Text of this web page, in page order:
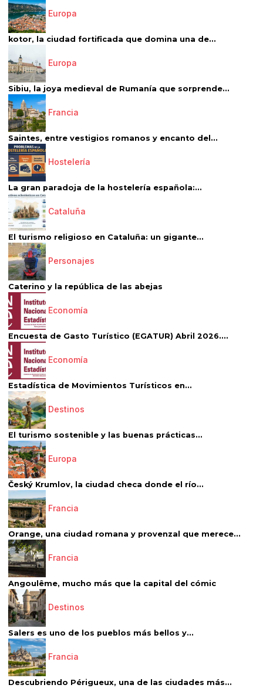
Europa
kotor, la ciudad fortificada que domina una de...
Europa
Sibiu, la joya medieval de Rumanía que sorprende...
Francia
Saintes, entre vestigios romanos y encanto del...
Hostelería
La gran paradoja de la hostelería española:...
Cataluña
El turismo religioso en Cataluña: un gigante...
Personajes
Caterino y la república de las abejas
Economía
Encuesta de Gasto Turístico (EGATUR) Abril 2026....
Economía
Estadística de Movimientos Turísticos en...
Destinos
El turismo sostenible y las buenas prácticas...
Europa
Český Krumlov, la ciudad checa donde el río...
Francia
Orange, una ciudad romana y provenzal que merece...
Francia
Angoulême, mucho más que la capital del cómic
Destinos
Salers es uno de los pueblos más bellos y...
Francia
Descubriendo Périgueux, una de las ciudades más...